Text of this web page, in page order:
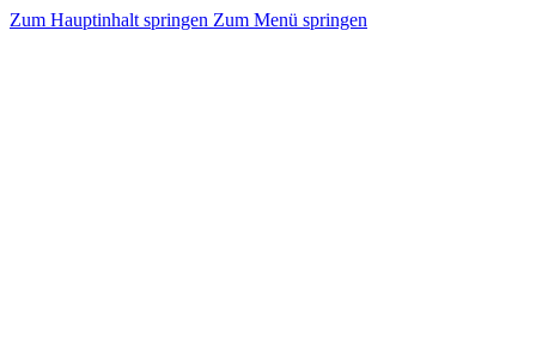
Zum Hauptinhalt springen Zum Menü springen